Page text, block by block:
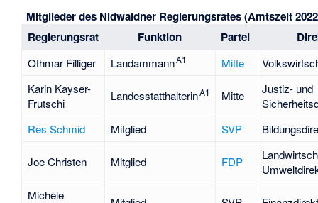
Mitglieder des Nidwaldner Regierungsrates (Amtszeit
Regierungsrat
Funktion Partei
Othmar Filliger LandammannA1 Mitte
Karin Kayser-
Frutschi
LandesstatthalterinA1 Mitte
Justiz- und
Res Schmid
Mitglied SVP
Joe Christen Mitglied FDP
Michèle